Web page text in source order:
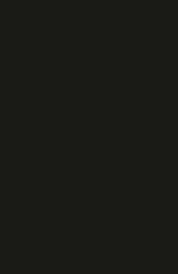
aqui. Nunca
campeão e
entrevista que o
muito,
Henrique, que